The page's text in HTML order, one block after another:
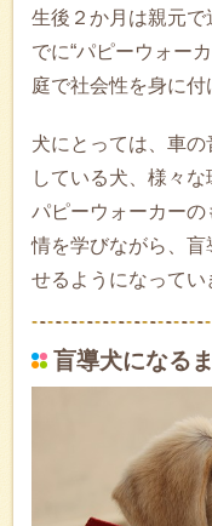
生後２か月は親元で
でに“パピーウォー
庭で社会性を身に付
犬にとっては、車
している犬、様々な
パピーウォーカー
情を学びながら、
せるようになってい
盲導犬になる